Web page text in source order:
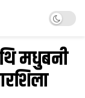
मधुबनी